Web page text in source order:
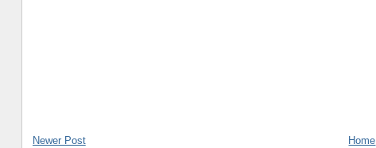
Newer Post Home